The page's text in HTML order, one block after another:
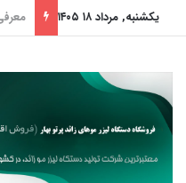
یکشنبه, مرداد ۱۸ ۱۴۰۵